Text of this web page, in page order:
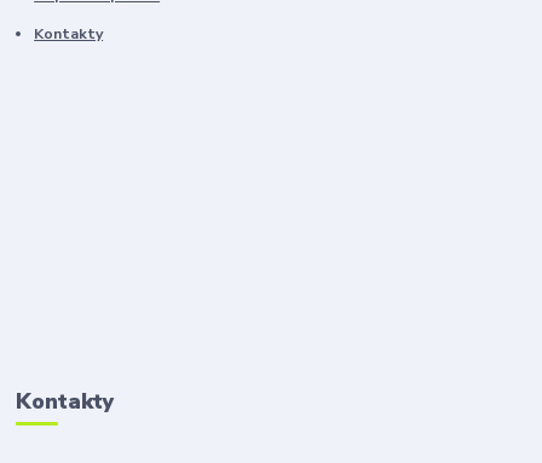
Kontakty
Kontakty